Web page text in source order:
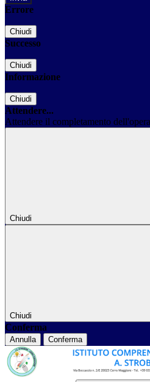
Errore
Chiudi
Successo
Chiudi
Informazione
Chiudi
Attendere...
Attendere il completamento
Chiudi
Chiudi
Conferma
Annulla Conferma